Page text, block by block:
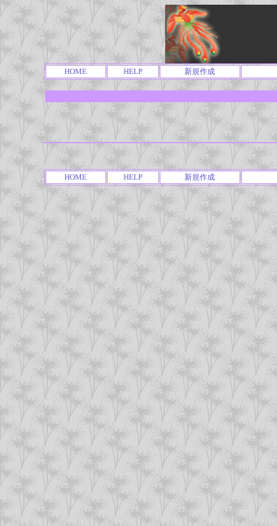
HOME HELP 新規作成
HOME HELP 新規作成